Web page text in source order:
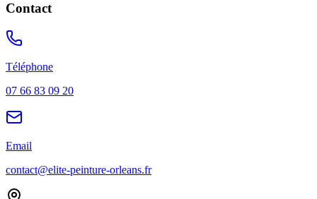
Contact
Téléphone
07 66 83 09 20
Email
contact@elite-peinture-orleans.fr